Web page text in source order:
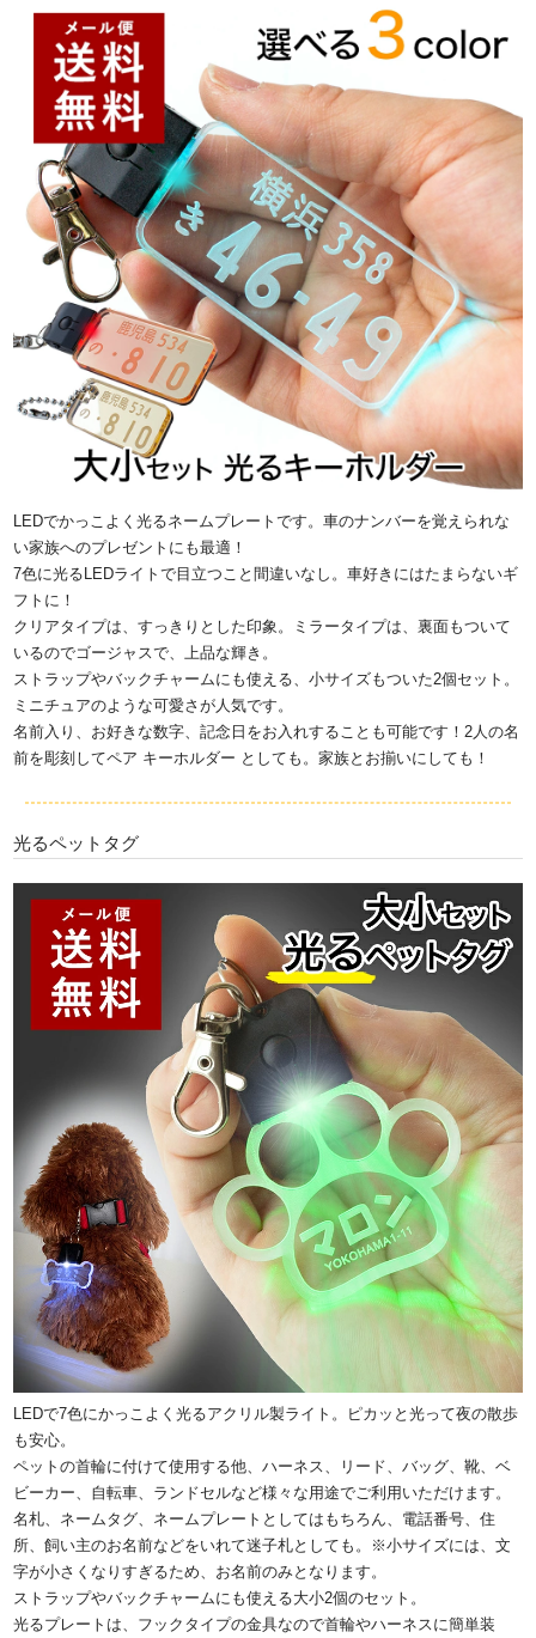
LEDでかっこよく光るネームプレートです。車のナンバーを覚えられな
い家族へのプレゼントにも最適！
7色に光るLEDライトで目立つこと間違いなし。車好きにはたまらないギ
フトに！
クリアタイプは、すっきりとした印象。ミラータイプは、裏面もついて
いるのでゴージャスで、上品な輝き。
ストラップやバックチャームにも使える、小サイズもついた2個セット。
ミニチュアのような可愛さが人気です。
名前入り、お好きな数字、記念日をお入れすることも可能です！2人の名
前を彫刻してペア キーホルダー としても。家族とお揃いにしても！
光るペットタグ
LEDで7色にかっこよく光るアクリル製ライト。ピカッと光って夜の散歩
も安心。
ペットの首輪に付けて使用する他、ハーネス、リード、バッグ、靴、ベ
ビーカー、自転車、ランドセルなど様々な用途でご利用いただけます。
名札、ネームタグ、ネームプレートとしてはもちろん、電話番号、住
所、飼い主のお名前などをいれて迷子札としても。※小サイズには、文
字が小さくなりすぎるため、お名前のみとなります。
ストラップやバックチャームにも使える大小2個のセット。
光るプレートは、フックタイプの金具なので首輪やハーネスに簡単装